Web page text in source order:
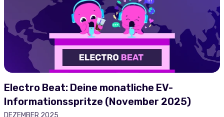
Electro Beat: Deine monatliche EV-
Informationsspritze (November 2025)
DEZEMBER 2025